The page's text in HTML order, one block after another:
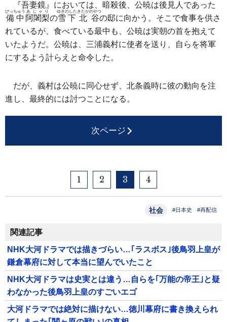
『吾妻鏡』においては、暗殺後、公暁は後見人であった
備中
びっちゅう
阿闍梨
あじゃり
の雪下
ゆきのした
北谷
きたがのやつ
の邸に向かう。そこで食事を供さ
れているが、食べている最中も、公暁は実朝の首を抱えて
いたようだ。公暁は、三浦義村に使者を送り、自らを将軍
にするよう計らえと命令した。
だが、義村は公暁に同心せず、北条義時に彼の動向を注
進し、最終的には討つことになる。
次ページ
1 2 3 4
社会 #日本史 #再配信
関連記事
NHK大河ドラマでは描きづらい…｢ラスボス｣後鳥羽上皇が
鎌倉幕府に対して本当に望んでいたこと
NHK大河ドラマは史実とは違う…自らを｢万能の帝王｣と疑
わなかった後鳥羽上皇のすごいエゴ
大河ドラマでは絶対に描けない…徳川幕府に書き換えられ